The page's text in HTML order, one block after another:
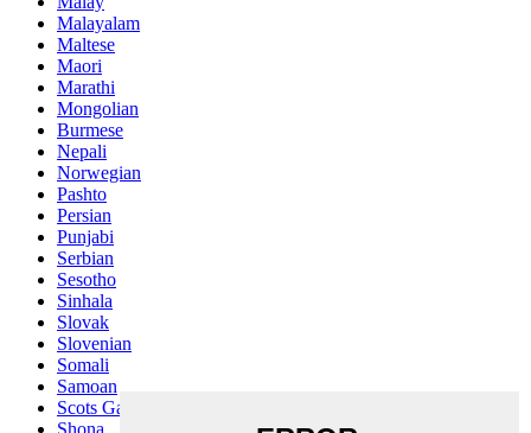
Malayalam
Maltese
Maori
Marathi
Mongolian
Burmese
Nepali
Norwegian
Pashto
Persian
Punjabi
Serbian
Sesotho
Sinhala
Slovak
Slovenian
Somali
Samoan
Scots Gaelic
Shona